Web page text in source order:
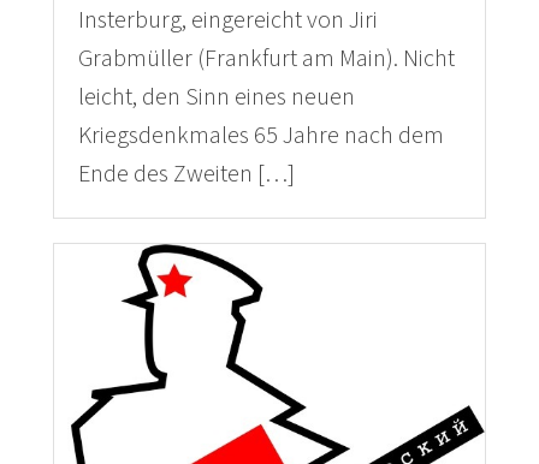
Insterburg, eingereicht von Jiri
Grabmüller (Frankfurt am Main). Nicht
leicht, den Sinn eines neuen
Kriegsdenkmales 65 Jahre nach dem
Ende des Zweiten […]